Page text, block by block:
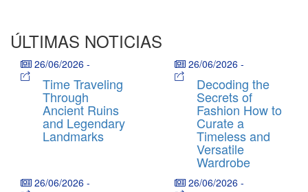
ÚLTIMAS NOTICIAS
26/06/2026 -
Time Traveling
Through
Ancient Ruins
and Legendary
Landmarks
26/06/2026 -
Decoding the
Secrets of
Fashion How to
Curate a
Timeless and
Versatile
Wardrobe
26/06/2026 - 26/06/2026 -